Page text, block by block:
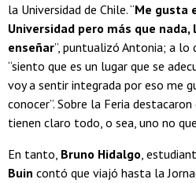
la Universidad de Chile. “Me gusta
Universidad pero más que
enseñar”, puntualizó Antonia; a lo
“siento que es un lugar que se
voy a sentir integrada por eso me
conocer”. Sobre la Feria destacaron
tienen claro todo, o sea, uno no
En tanto, Bruno Hidalgo,
Buin contó que viajó hasta la